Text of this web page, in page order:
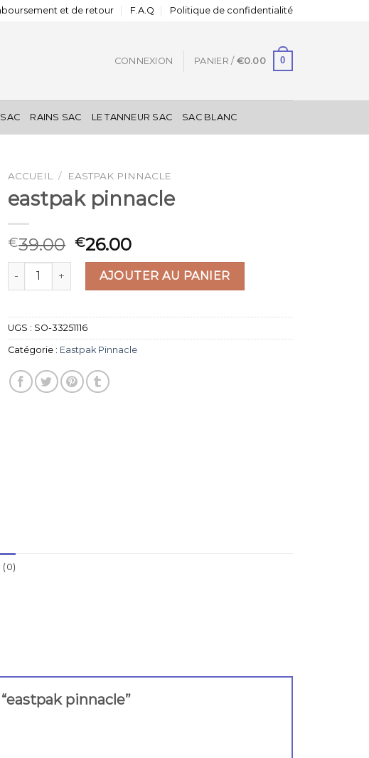
et de retour F.A.Q Politique de confidentialité
CONNEXION PANIER / €0.00 0
RAINS SAC LE TANNEUR SAC SAC BLANC
ACCUEIL / EASTPAK PINNACLE
eastpak pinnacle
€39.00 €26.00
quantité de eastpak pinnacleAJOUTER AU PANIER
UGS : SO-33251116
Catégorie : Eastpak Pinnacle
(0)
pinnacle”